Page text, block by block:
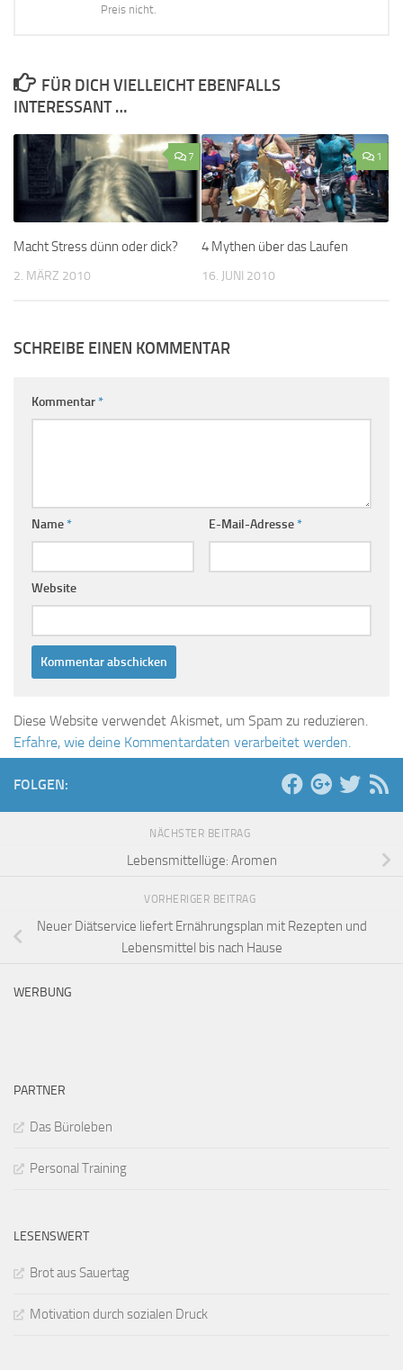
Preis nicht.
FÜR DICH VIELLEICHT EBENFALLS
INTERESSANT …
7
Macht Stress dünn oder dick?
2. MÄRZ 2010
1
4 Mythen über das Laufen
16. JUNI 2010
SCHREIBE EINEN KOMMENTAR
Kommentar*
Name* E-Mail-Adresse*
Website
Diese Website verwendet Akismet, um Spam zu reduzieren.
Erfahre, wie deine Kommentardaten verarbeitet werden.
FOLGEN:
NÄCHSTER BEITRAG
Lebensmittellüge: Aromen
VORHERIGER BEITRAG
Neuer Diätservice liefert Ernährungsplan mit Rezepten und
Lebensmittel bis nach Hause
WERBUNG
PARTNER
Das Büroleben
Personal Training
LESENSWERT
Brot aus Sauertag
Motivation durch sozialen Druck